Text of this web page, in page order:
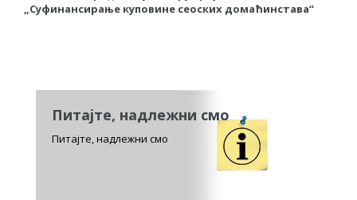
„Суфинансирање куповине сеоских домаћинстава“
Питајте, надлежни смо
Питајте, надлежни смо